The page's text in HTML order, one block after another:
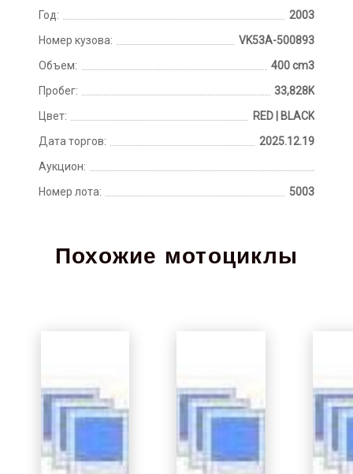
Год:
2003
Номер кузова:
VK53A-500893
Объем:
400 cm3
Пробег:
33,828K
Цвет:
RED | BLACK
Дата торгов:
2025.12.19
Аукцион:
Номер лота:
5003
Похожие мотоциклы